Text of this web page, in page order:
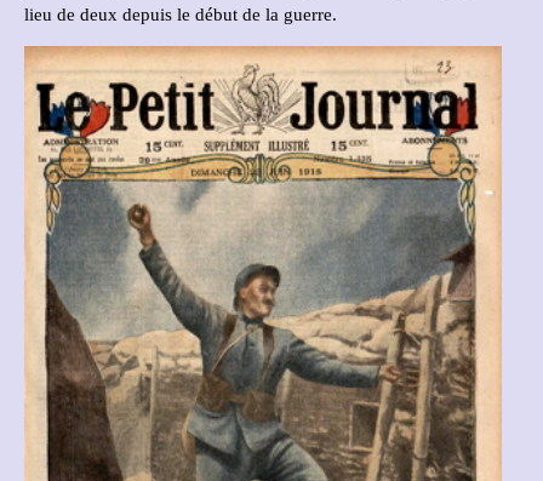
lieu de deux depuis le début de la guerre.